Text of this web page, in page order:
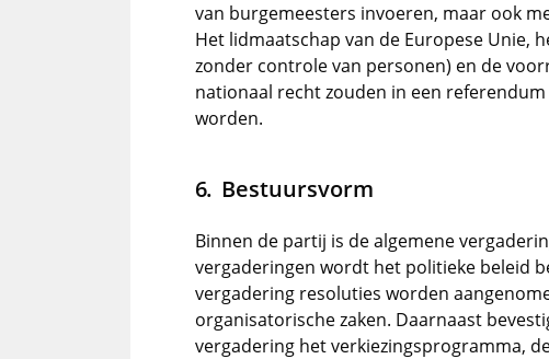
van burgemeesters invoeren, maar ook
Het lidmaatschap van de Europese Unie,
zonder controle van personen) en de
nationaal recht zouden in een
worden.
Bestuursvorm
Binnen de partij is de algemene
vergaderingen wordt het politieke beleid
vergadering resoluties worden
organisatorische zaken. Daarnaast
vergadering het verkiezingsprogramma,